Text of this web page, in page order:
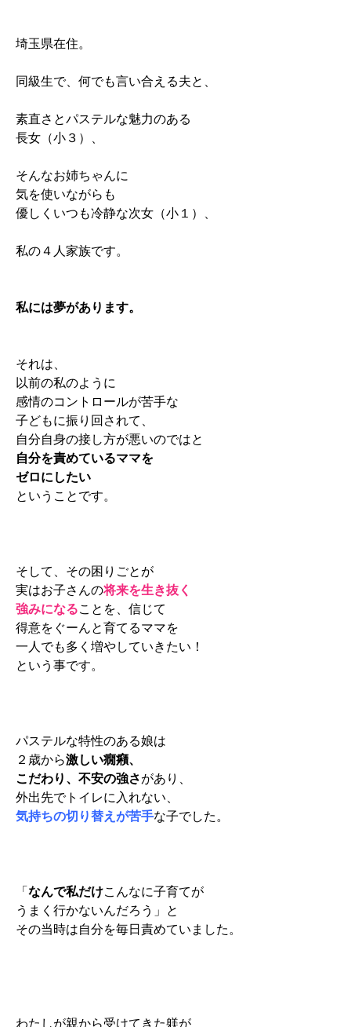
埼玉県在住。
同級生で、何でも言い合える夫と、
素直さとパステルな魅力のある
長女（小３）、
そんなお姉ちゃんに
気を使いながらも
優しくいつも冷静な次女（小１）、
私の４人家族です。
私には夢があります。
それは、
以前の私のように
感情のコントロールが苦手な
子どもに振り回されて、
自分自身の接し方が悪いのではと
自分を責めているママを
ゼロにしたい
ということです。
そして、その困りごとが
実はお子さんの将来を生き抜く
強みになること を、 信じて
得意をぐーんと育てるママを
一人でも多く増やしていきたい！
という事です。
パステルな特性のある娘は
２歳から激しい癇癪、
こだわり、不安の強さがあり、
外出先でトイレに入れない、
気持ちの切り替えが苦手な子でした。
「 なんで私だけこんなに子育てが
うまく行かないんだろう」と
その当時は自分を毎日責めていました。
わたしが親から受けてきた躾が